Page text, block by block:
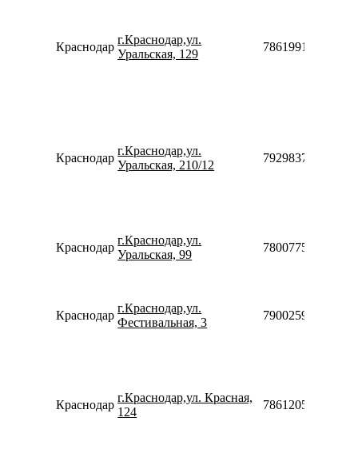
Краснодар
г.Краснодар,ул.
Уральская, 129
78619911009
Краснодар
г.Краснодар,ул.
Уральская, 210/12
79298377491
Краснодар
г.Краснодар,ул.
Уральская, 99
78007753553
Краснодар
г.Краснодар,ул.
Фестивальная, 3
79002599031
Краснодар
г.Краснодар,ул. Красная,
124
78612050210